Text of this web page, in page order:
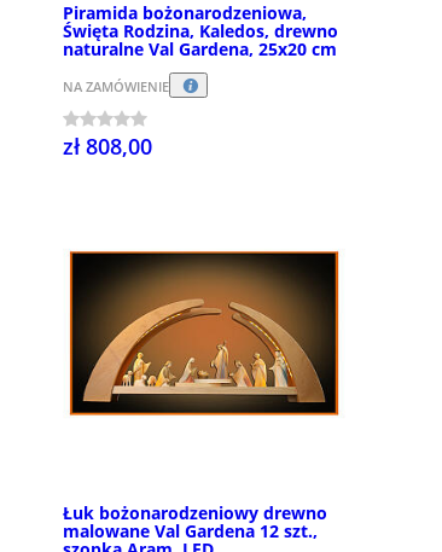
Piramida bożonarodzeniowa,
Święta Rodzina, Kaledos, drewno
naturalne Val Gardena, 25x20 cm
NA ZAMÓWIENIE
zł 808,00
Łuk bożonarodzeniowy drewno
malowane Val Gardena 12 szt.,